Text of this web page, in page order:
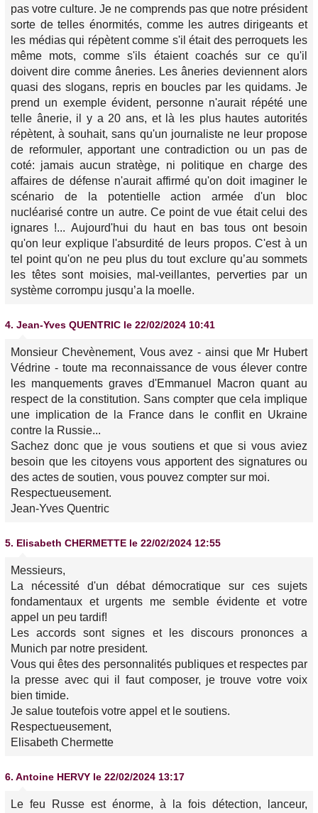
pas votre culture. Je ne comprends pas que notre président
sorte de telles énormités, comme les autres dirigeants et
les médias qui répètent comme s'il était des perroquets les
même mots, comme s'ils étaient coachés sur ce qu'il
doivent dire comme âneries. Les âneries deviennent alors
quasi des slogans, repris en boucles par les quidams. Je
prend un exemple évident, personne n'aurait répété une
telle ânerie, il y a 20 ans, et là les plus hautes autorités
répètent, à souhait, sans qu'un journaliste ne leur propose
de reformuler, apportant une contradiction ou un pas de
coté: jamais aucun stratège, ni politique en charge des
affaires de défense n'aurait affirmé qu'on doit imaginer le
scénario de la potentielle action armée d'un bloc
nucléarisé contre un autre. Ce point de vue était celui des
ignares !... Aujourd'hui du haut en bas tous ont besoin
qu'on leur explique l'absurdité de leurs propos. C'est à un
tel point qu'on ne peu plus du tout exclure qu’au sommets
les têtes sont moisies, mal-veillantes, perverties par un
système corrompu jusqu’a la moelle.
4. Jean-Yves QUENTRIC le 22/02/2024 10:41
Monsieur Chevènement, Vous avez - ainsi que Mr Hubert
Védrine - toute ma reconnaissance de vous élever contre
les manquements graves d'Emmanuel Macron quant au
respect de la constitution. Sans compter que cela implique
une implication de la France dans le conflit en Ukraine
contre la Russie...
Sachez donc que je vous soutiens et que si vous aviez
besoin que les citoyens vous apportent des signatures ou
des actes de soutien, vous pouvez compter sur moi.
Respectueusement.
Jean-Yves Quentric
5. Elisabeth CHERMETTE le 22/02/2024 12:55
Messieurs,
La nécessité d'un débat démocratique sur ces sujets
fondamentaux et urgents me semble évidente et votre
appel un peu tardif!
Les accords sont signes et les discours prononces a
Munich par notre president.
Vous qui êtes des personnalités publiques et respectes par
la presse avec qui il faut composer, je trouve votre voix
bien timide.
Je salue toutefois votre appel et le soutiens.
Respectueusement,
Elisabeth Chermette
6. Antoine HERVY le 22/02/2024 13:17
Le feu Russe est énorme, à la fois détection, lanceur,